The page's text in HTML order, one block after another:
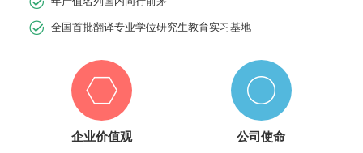
全国首批翻译专业学位研究生教育实习基地
企业价值观 公司使命